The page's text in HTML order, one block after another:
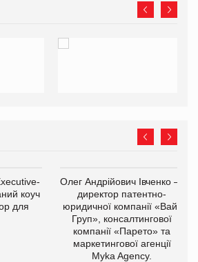
коуч
для
Олег Андрійович Івченко —
директор патентно-
юридичної компанії «Вайз
Груп», консалтингової
компанії «Парето» та
маркетингової агенції
Myka Agency.